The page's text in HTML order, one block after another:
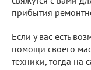
прибытия
Если у вас есть
помощи своего
техники, тогда на